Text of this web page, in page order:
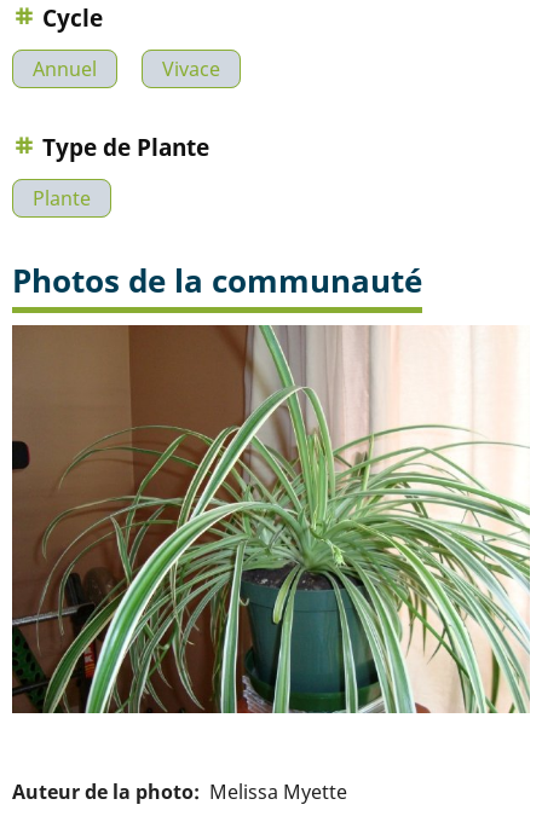
Cycle
Annuel Vivace
Type de Plante
Plante
Photos de la communauté
Auteur de la photo Melissa Myette